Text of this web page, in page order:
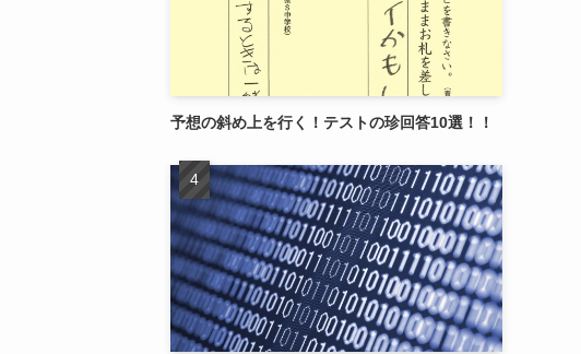
予想の斜め上を行く！テストの珍回答10選！！